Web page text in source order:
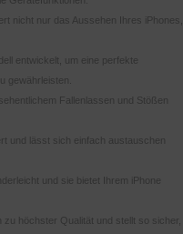
nicht nur das Aussehen Ihres iPhones,
entwickelt, um eine perfekte
gewährleisten.
Fallenlassen und Stößen
und lässt sich einfach austauschen
und sie bietet Ihrem iPhone
höchster Qualität und stellt so sicher,